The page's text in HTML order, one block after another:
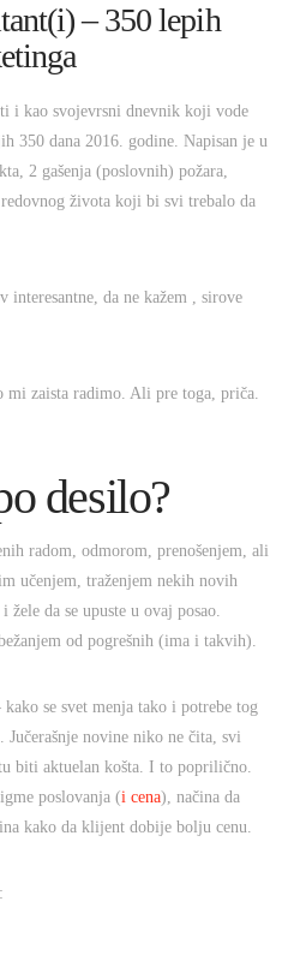
– 350 lepih
i kao svojevrsni dnevnik koji vode
350 dana 2016. godine. Napisan je u
2 gašenja (poslovnih) požara,
života koji bi svi trebalo da
interesantne, da ne kažem , sirove
mi zaista radimo. Ali pre toga, priča.
desilo?
radom, odmorom, prenošenjem, ali
učenjem, traženjem nekih novih
da se upuste u ovaj posao.
od pogrešnih (ima i takvih).
se svet menja tako i potrebe tog
novine niko ne čita, svi
biti aktuelan košta. I to poprilično.
poslovanja (i cena), načina da
kako da klijent dobije bolju cenu.